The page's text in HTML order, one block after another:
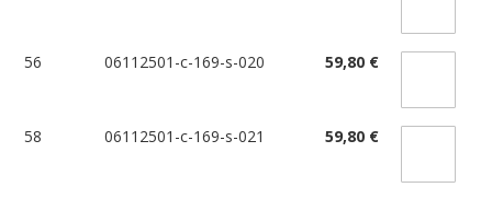
56 06112501-c-169-s-020 59,80 €
58 06112501-c-169-s-021 59,80 €